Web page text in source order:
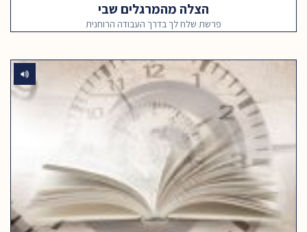
הצלה מהמרגלים שבי
פרשת שלח לך בדרך העבודה הרוחנית